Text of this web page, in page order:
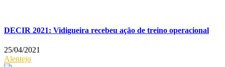
DECIR 2021: Vidigueira recebeu ação de treino operacional
25/04/2021
Alentejo